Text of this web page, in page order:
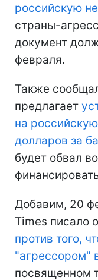
российскую
страны-
документ
февраля.
Также
предлагает
на
долларов за
будет обвал
Добавим, 20
Times писало
против того,
"агрессором"
посвященном